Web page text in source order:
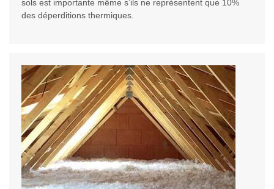
sols est importante même s’ils ne représentent que 10%
des déperditions thermiques.